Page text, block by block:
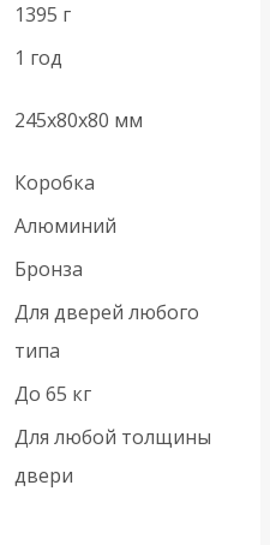
1395 г
1 год
245x80x80 мм
Коробка
Алюминий
Бронза
Для дверей любого
типа
До 65 кг
Для любой толщины
двери